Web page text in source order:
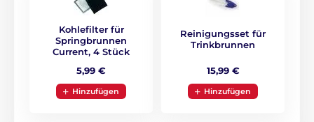
Kohlefilter für
Springbrunnen
Current, 4 Stück
5,99 €
Hinzufügen
Reinigungsset für
Trinkbrunnen
15,99 €
Hinzufügen